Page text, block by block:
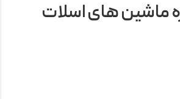
ماشین های اسلات